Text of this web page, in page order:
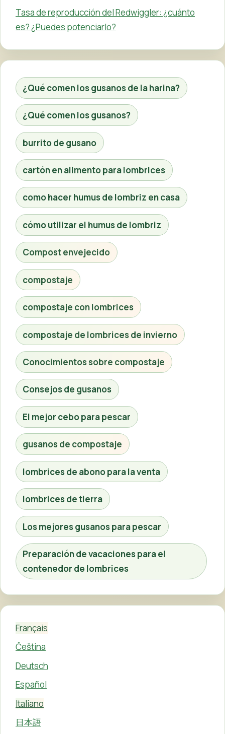
Tasa de reproducción del Redwiggler: ¿cuánto
es? ¿Puedes potenciarlo?
¿Qué comen los gusanos de la harina?
¿Qué comen los gusanos?
burrito de gusano
cartón en alimento para lombrices
como hacer humus de lombriz en casa
cómo utilizar el humus de lombriz
Compost envejecido
compostaje
compostaje con lombrices
compostaje de lombrices de invierno
Conocimientos sobre compostaje
Consejos de gusanos
El mejor cebo para pescar
gusanos de compostaje
lombrices de abono para la venta
lombrices de tierra
Los mejores gusanos para pescar
Preparación de vacaciones para el
contenedor de lombrices
Français
Čeština
Deutsch
Español
Italiano
日本語